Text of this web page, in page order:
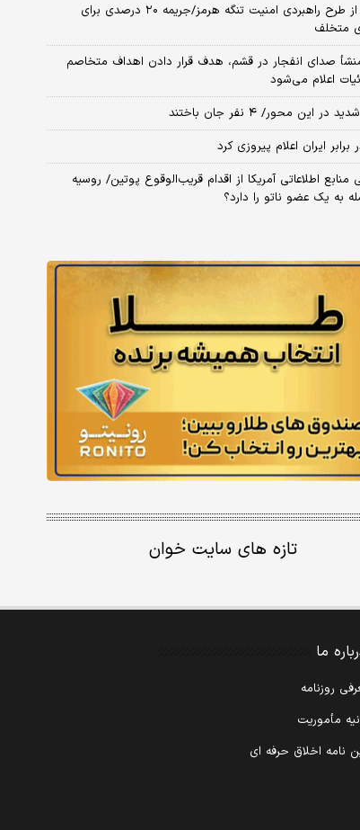
جزئیاتی از طرح راهبردی امنیت تنگه هرمز/جریمه ۲۰ درصدی برای
متخلف
صدای انفجار در قشم، هدف قرار دادن اهداف متخاصم
اعلام می‌شود
این محور/ ۴ نفر جان باختند
ایران اعلام پیروزی کرد
منابع اطلاعاتی آمریکا از اقدام قریب‌الوقوع پوتین/ روسیه
به یک عضو ناتو را دارد؟
تازه های سایت خوان
ما
روزنامه
مأموریت
نامه اخلاق حرفه ای